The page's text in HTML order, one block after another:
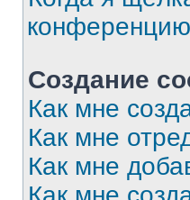
Создание
Как мне
Как мне
Как мне